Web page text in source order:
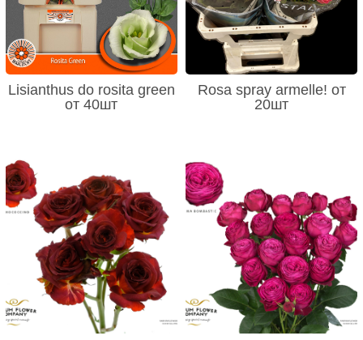
Lisianthus do rosita green
от 40шт
Rosa spray armelle! от
20шт